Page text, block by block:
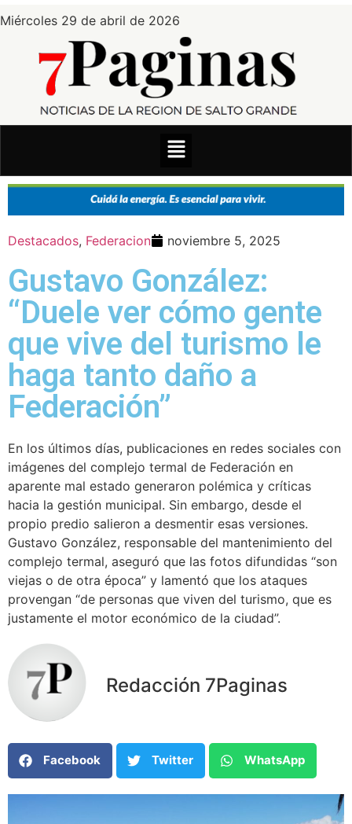
Miércoles 29 de abril de 2026
Destacados, Federacion noviembre 5, 2025
Gustavo González:
“Duele ver cómo gente
que vive del turismo le
haga tanto daño a
Federación”
En los últimos días, publicaciones en redes sociales con
imágenes del complejo termal de Federación en
aparente mal estado generaron polémica y críticas
hacia la gestión municipal. Sin embargo, desde el
propio predio salieron a desmentir esas versiones.
Gustavo González, responsable del mantenimiento del
complejo termal, aseguró que las fotos difundidas “son
viejas o de otra época” y lamentó que los ataques
provengan “de personas que viven del turismo, que es
justamente el motor económico de la ciudad”.
Redacción 7Paginas
Facebook Twitter WhatsApp